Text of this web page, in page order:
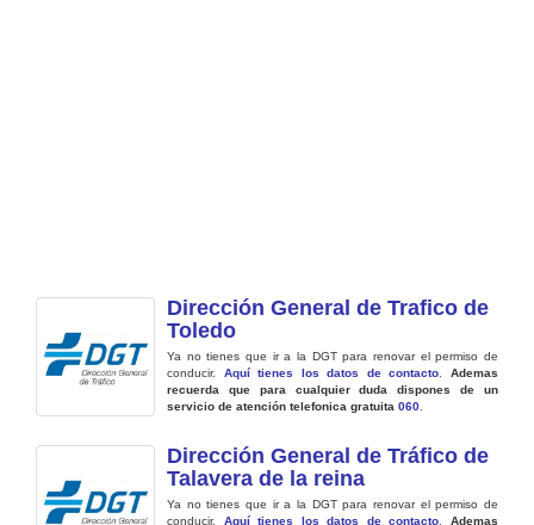
Dirección General de Trafico de
Toledo
Ya no tienes que ir a la DGT para renovar el permiso de
conducir. Aquí tienes los datos de contacto .Ademas
recuerda que para cualquier duda dispones de un
servicio de atención telefonica gratuita 060
Dirección General de Tráfico de
Talavera de la reina
Ya no tienes que ir a la DGT para renovar el permiso de
conducir. Aquí tienes los datos de contacto .Ademas